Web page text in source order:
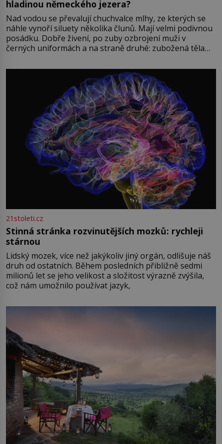
hladinou německého jezera?
Nad vodou se převalují chuchvalce mlhy, ze kterých se
náhle vynoří siluety několika člunů. Mají velmi podivnou
posádku. Dobře živení, po zuby ozbrojení muži v
černých uniformách a na straně druhé: zubožená těla
přízračná scéna znamená? Je jaro roku 1945, druhá
světová válka se chýlí ke konci. Jezero Stolpsee
21stoleti.cz
Stinná stránka rozvinutějších mozků: rychleji
stárnou
Lidský mozek, více než jakýkoliv jiný orgán, odlišuje náš
druh od ostatních. Během posledních přibližně sedmi
milionů let se jeho velikost a složitost výrazně zvýšila,
což nám umožnilo používat jazyk,